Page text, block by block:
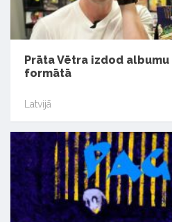
Prāta Vētra izdod
formātā
Latvijā